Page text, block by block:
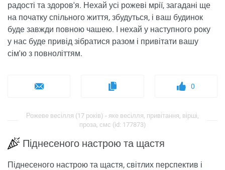
радості та здоров'я. Нехай усі рожеві мрії, загадані ще
на початку спільного життя, збудуться, і ваш будинок
буде завжди повною чашею. І нехай у наступного року
у нас буде привід зібратися разом і привітати вашу
сім'ю з повноліттям.
0
Рожеве весілля (17 років) - яке весілля, привітання, вірші,
проза, смс (id: 177873)
Піднесеного настрою та щастя
Піднесеного настрою та щастя, світлих перспектив і